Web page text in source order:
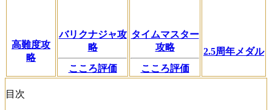
高難度攻
略
バリクナジャ攻
略
こころ評価
タイムマスター
攻略
こころ評価
2.5周年メダル
目次